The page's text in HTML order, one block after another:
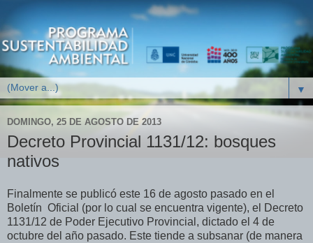
▼
DOMINGO, 25 DE AGOSTO DE 2013
Decreto Provincial 1131/12: bosques
nativos
Finalmente se publicó este 16 de agosto pasado en el
Boletín Oficial (por lo cual se encuentra vigente), el Decreto
1131/12 de Poder Ejecutivo Provincial, dictado el 4 de
octubre del año pasado. Este tiende a subsanar (de manera